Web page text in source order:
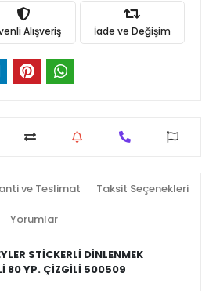
Alışveriş İade ve Değişim
ve Teslimat Taksit Seçenekleri
Yorumlar
STİCKERLİ DİNLENMEK
80 YP. ÇİZGİLİ 500509